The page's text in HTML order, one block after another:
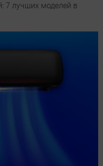
7 лучших моделей в